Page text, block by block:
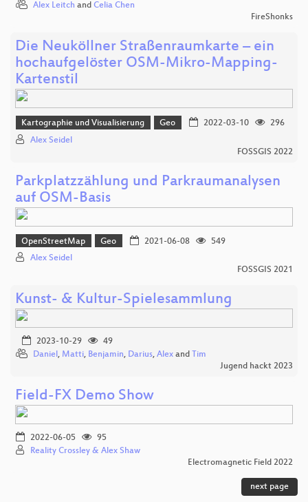
Alex Leitch and Celia Chen
FireShonks
Die Neuköllner Straßenraumkarte – ein
hochaufgelöster OSM-Mikro-Mapping-
Kartenstil
Kartographie und Visualisierung Geo 2022-03-10
296
Alex Seidel
FOSSGIS 2022
Parkplatzzählung und Parkraumanalysen
auf OSM-Basis
OpenStreetMap Geo 2021-06-08
549
Alex Seidel
FOSSGIS 2021
Kunst- & Kultur-Spielesammlung
2023-10-29
49
Daniel, Matti, Benjamin, Darius, Alex and Tim
Jugend hackt 2023
Field-FX Demo Show
2022-06-05
95
Reality Crossley & Alex Shaw
Electromagnetic Field 2022
next page